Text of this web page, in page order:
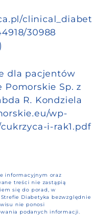
clinical_diabet
30988
dla pacjentów
Sp. z
R. Kondziela
wp-
i-rak1.pdf
informacyjnym oraz
treści nie zastąpią
się do porad, w
Diabetyka bezwzględnie
nie ponosi
podanych informacji.